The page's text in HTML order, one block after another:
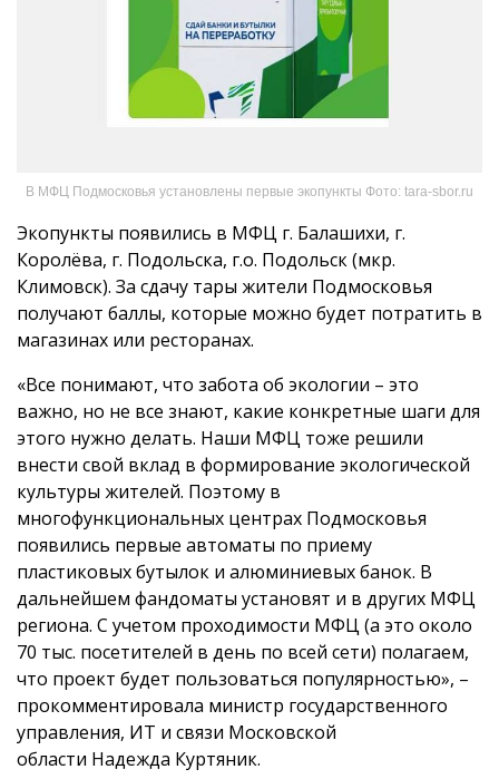
В МФЦ Подмосковья установлены первые экопункты Фото: tara-sbor.ru
Экопункты появились в МФЦ г. Балашихи, г.
Королёва, г. Подольска, г.о. Подольск (мкр.
Климовск). За сдачу тары жители Подмосковья
получают баллы, которые можно будет потратить в
магазинах или ресторанах.
«Все понимают, что забота об экологии – это
важно, но не все знают, какие конкретные шаги для
этого нужно делать. Наши МФЦ тоже решили
внести свой вклад в формирование экологической
культуры жителей. Поэтому в
многофункциональных центрах Подмосковья
появились первые автоматы по приему
пластиковых бутылок и алюминиевых банок. В
дальнейшем фандоматы установят и в других МФЦ
региона. С учетом проходимости МФЦ (а это около
70 тыс. посетителей в день по всей сети) полагаем,
что проект будет пользоваться популярностью», –
прокомментировала министр государственного
управления, ИТ и связи Московской
области Надежда Куртяник.